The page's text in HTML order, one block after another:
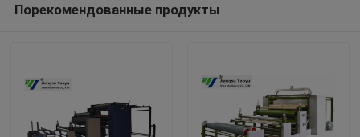
Порекомендованные продукты